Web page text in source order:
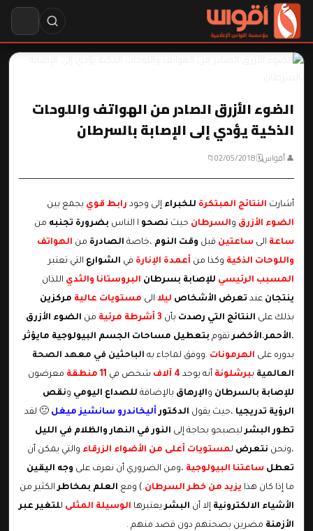
الضوء الأزرق الصادر من الهواتف واللوحات
الذكية يؤدي إلى الإصابة بالسرطان
👤 أقواس🗓 02/05/2018
📁
أشارت النتائج المبتكرة للخبراء إلى وجود رابط قوي يجمع بين
الضوء الأزرق والسرطان حيث نصحو ا الناس بضرورة تجنبه من
ساعة الى ساعتين قبل وقت النوم ،خاصة الصادرة من الهواتف
واللوحات الذكية وكذا من أعمدة الإنارة في الشوارع التي تعتبر
المسبب الرئيسي للإصابة بسرطان البروستانا والثدي اللذان
ينتجان عند تعرض الأشخاص ليلا الى مستويات عالية مركزين
بذلك على النتائج التي رصدت بأن 3 أشرطة مرئية من الضوء الأزرق
،الأحمر،الأخضرتقوم بتعطيل مساحات الجسم البيولوجية مايؤثر
بدوره على الهرمونات .ووفق لماجاء به الباحثين في معهد الصحة
العالمية ببرشلونة أنه يوجد شخص في 11 منطقة
معرضون
للإصابة بالسرطان والإرهاق بالإضافة للصداع اليومي ونقص
الرؤية تدريجيا ،حيث يقول الدكتور أليخاندرو سانشيز ميغل 🙁 لقد
تطور البشر ليصبحو بحاجة إلى النور في النهار والظلام في الليل
،ونحن نتعرض لمستويات أعلى من الأضواء الزرقاء والتي يمكن أن
تعطل ساعتنا البيولوجية ،ومن الضروري أن نعرف على وجه اليقين
ما إذا كان هذا يزيد من خطر السرطان.) ومع العلم بمخاطرالكثير من
الأشياء الالكترونية إلا أن البشريعتبرها الوسيلة المثلى للتغير عبر
الأزمنة مضرين بصحتهم دون قصد منهم .